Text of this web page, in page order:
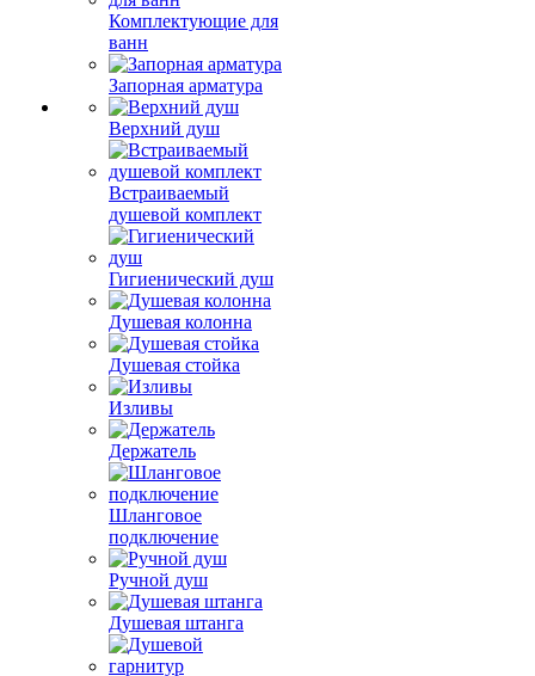
Комплектующие для
ванн
Запорная арматура
Верхний душ
Встраиваемый
душевой комплект
Гигиенический душ
Душевая колонна
Душевая стойка
Изливы
Держатель
Шланговое
подключение
Ручной душ
Душевая штанга